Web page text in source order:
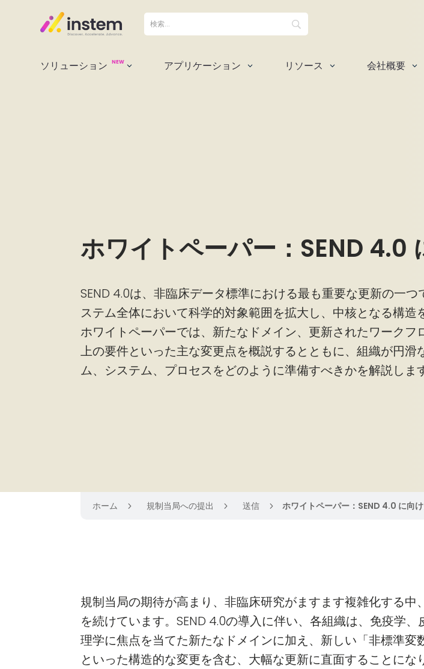
ソリューション NEW 3 アプリケーション 3 リソース 3 会社概要 3
ホワイトペーパー：SEND 4.0
SEND 4.0は、非臨床データ標準における最も重要な更新の一つ
ステム全体において科学的対象範囲を拡大し、中核となる構造
ホワイトペーパーでは、新たなドメイン、更新されたワークフ
上の要件といった主な変更点を概説するとともに、組織が円滑
ム、システム、プロセスをどのように準備すべきかを解説しま
ホーム 5 規制当局への提出 5 送信 5 ホワイトペーパー：SEND 4.0 に向
規制当局の期待が高まり、非臨床研究がますます複雑化する中
を続けています。SEND 4.0の導入に伴い、各組織は、免疫学、
理学に焦点を当てた新たなドメインに加え、新しい「非標準変
といった構造的な変更を含む、大幅な更新に直面することにな